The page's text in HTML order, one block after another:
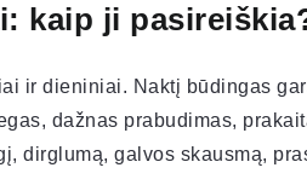
kaip ji
ir dieniniai. Naktį būdingas
dažnas prabudimas,
dirglumą, galvos skausmą,